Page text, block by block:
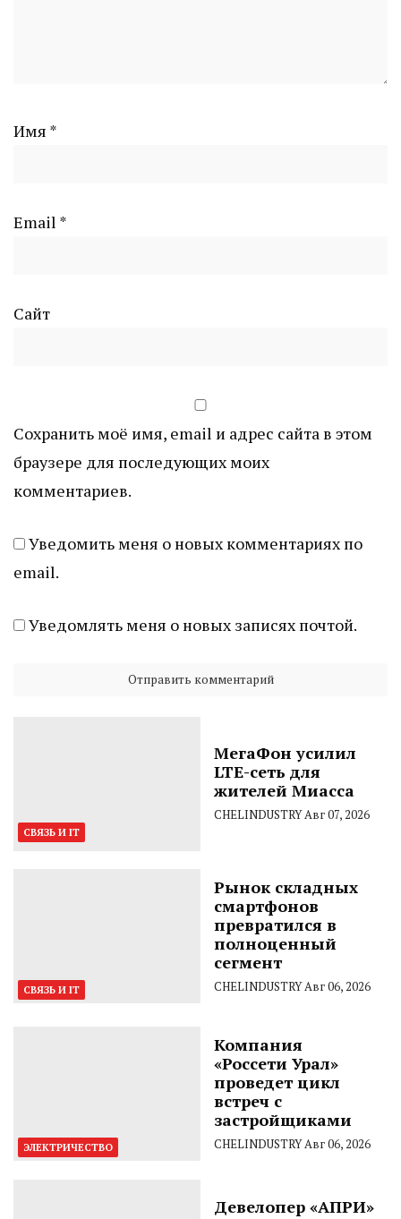
Имя *
Email *
Сайт
Сохранить моё имя, email и адрес сайта в этом
браузере для последующих моих
комментариев.
Уведомить меня о новых комментариях по
email.
Уведомлять меня о новых записях почтой.
СВЯЗЬ И IT
МегаФон усилил
LTE-сеть для
жителей Миасса
CHELINDUSTRYАвг 07, 2026
СВЯЗЬ И IT
Рынок складных
смартфонов
превратился в
полноценный
сегмент
CHELINDUSTRYАвг 06, 2026
ЭЛЕКТРИЧЕСТВО
Компания
«Россети Урал»
проведет цикл
встреч с
застройщиками
CHELINDUSTRYАвг 06, 2026
Девелопер «АПРИ»